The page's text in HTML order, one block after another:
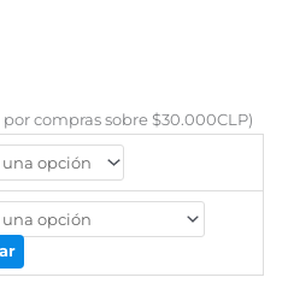
compras sobre $30.000CLP)